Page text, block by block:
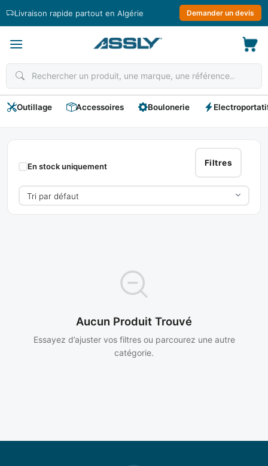
Livraison rapide partout en Algérie Demander un devis
Outillage Accessoires Boulonerie
AYERBE
Filtres
En stock uniquement
Aucun Produit Trouvé
Essayez d’ajuster vos filtres ou parcourez une autre
catégorie.